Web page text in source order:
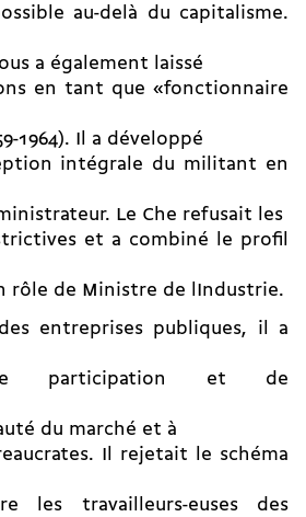
au-delà du capitalisme.
a également laissé
en tant que «fonctionnaire
1964). Il a développé
intégrale du militant en
Le Che refusait les
et a combiné le profil
rôle de Ministre de lIndustrie.
entreprises publiques, il a
de participation et de
du marché et à
Il rejetait le schéma
les travailleurs-euses des